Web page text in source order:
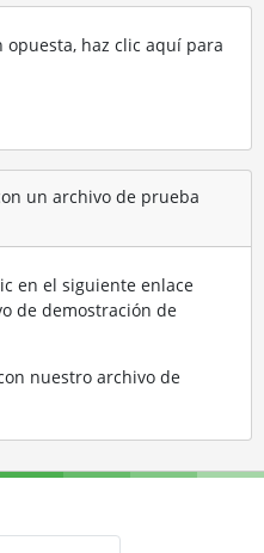
haz clic aquí para
un archivo de prueba
en el siguiente enlace
de demostración de
nuestro archivo de